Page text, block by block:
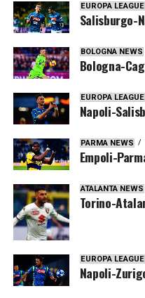
EUROPA LEAGUE
Salisburgo-
BOLOGNA NEWS
Bologna-
EUROPA LEAGUE
Napoli-
PARMA NEWS
Empoli-
ATALANTA NEWS
Torino-
EUROPA LEAGUE
Napoli-